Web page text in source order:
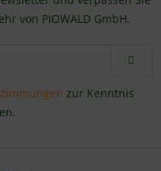
von PIOWALD GmbH.
zur Kenntnis